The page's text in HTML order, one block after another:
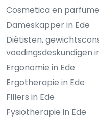
Cosmetica en
Dameskapper in Ede
Diëtisten,
voedingsdeskundigen
Ergonomie in Ede
Ergotherapie in Ede
Fillers in Ede
Fysiotherapie in Ede